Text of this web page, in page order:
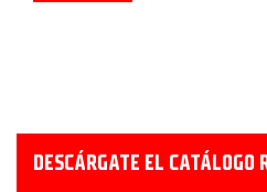
DESCÁRGATE EL CATÁLOGO